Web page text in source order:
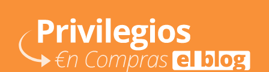
contenido